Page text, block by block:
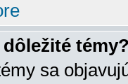
témy?
sa